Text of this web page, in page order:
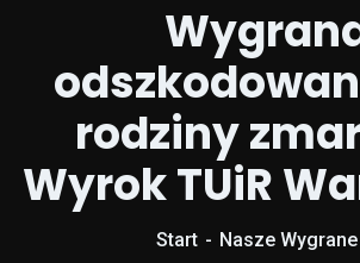
rodziny
Wyrok TUiR
Start
Nasze Wygrane